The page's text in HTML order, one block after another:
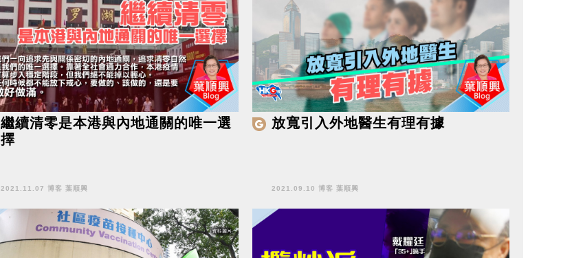
繼續清零是本港與內地通關的唯一選
擇
2021.11.07 博客 葉順興
放寬引入外地醫生有理有據
2021.09.10 博客 葉順興